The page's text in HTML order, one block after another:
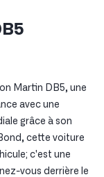
Martin DB5, une
avec une
grâce à son
cette voiture
c'est une
vous derrière le